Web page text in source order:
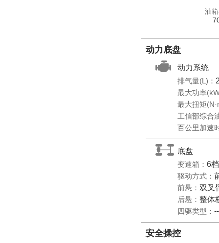
油
动力底盘
动力系统
排气量(L)：
最大功率
最大扭矩
工信部综合
百公里加速
底盘
变速箱： 6
驱动方式：
前悬： 双叉
后悬： 整体
四驱类型： --
安全操控